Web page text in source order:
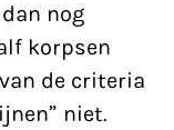
nog
korpsen
de criteria
niet.